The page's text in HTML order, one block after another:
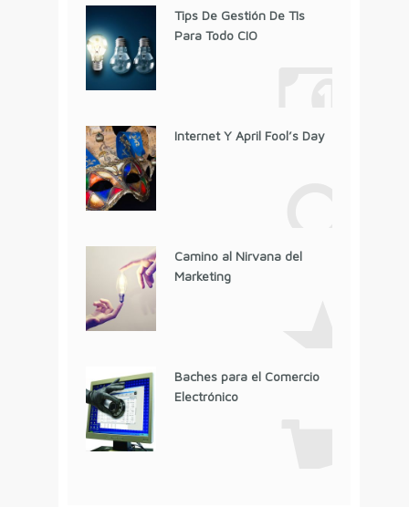
Tips De Gestión De TIs
Para Todo CIO
Internet Y April Fool’s Day
Camino al Nirvana del
Marketing
Baches para el Comercio
Electrónico